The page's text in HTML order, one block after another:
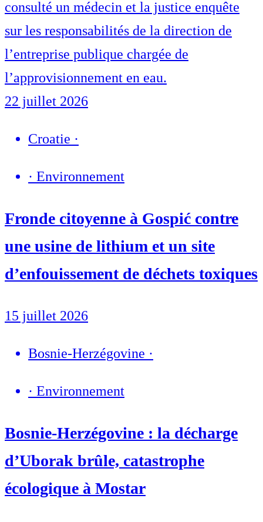
consulté un médecin et la justice enquête
sur les responsabilités de la direction de
l’entreprise publique chargée de
l’approvisionnement en eau.
22 juillet 2026
Croatie ·
· Environnement
Fronde citoyenne à Gospić contre
une usine de lithium et un site
d’enfouissement de déchets toxiques
15 juillet 2026
Bosnie-Herzégovine ·
· Environnement
Bosnie-Herzégovine : la décharge
d’Uborak brûle, catastrophe
écologique à Mostar